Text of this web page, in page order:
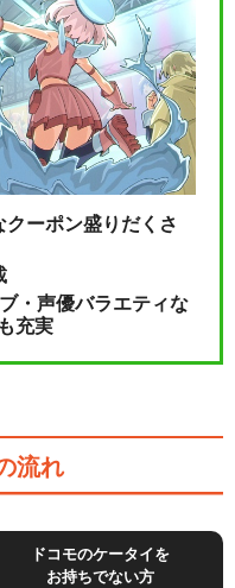
ーポン盛りだくさ
・声優バラエティな
充実
流れ
ドコモのケータイを
お持ちでない方